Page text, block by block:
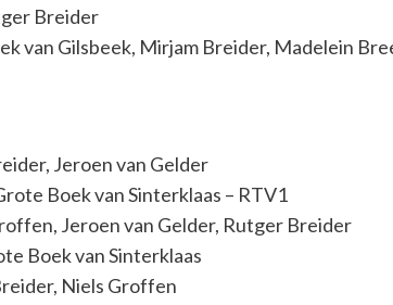
Breider
van Gilsbeek, Mirjam Breider, Madelein
Jeroen van Gelder
Boek van Sinterklaas – RTV1
Jeroen van Gelder, Rutger Breider
Boek van Sinterklaas
Niels Groffen